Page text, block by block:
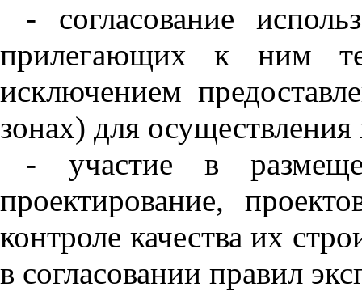
- согласование
прилегающих к ним
исключением
зонах) для
- участие в
проектирование,
контроле качества их
в согласовании правил